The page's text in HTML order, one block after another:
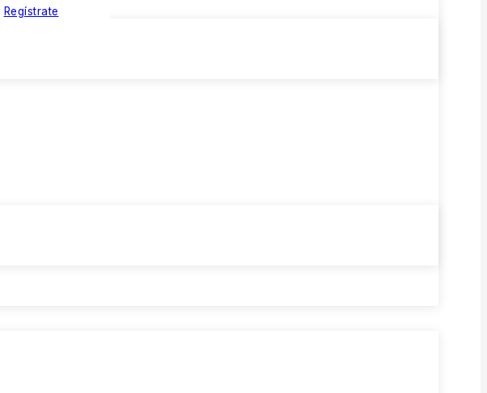
Regístrate